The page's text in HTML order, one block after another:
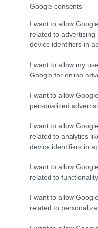
Google consents
I want to allow
related to advertising
device identifiers in
I want to allow my
Google for online
I want to allow
personalized
I want to allow
related to analytics
device identifiers in
I want to allow
related to
I want to allow
related to
ειδήσεις.
Βάλε το
αναζήτησης
Δημοφιλείς
Προσωπικός
αιτήσεις στις
αλλάζει στο
Σωφρονιστικά